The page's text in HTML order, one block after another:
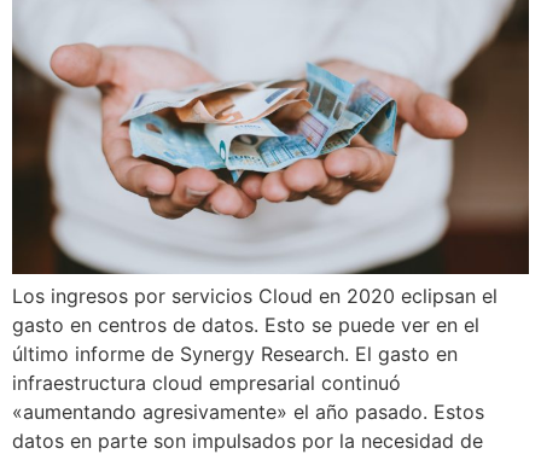
Los ingresos por servicios Cloud en 2020 eclipsan el
gasto en centros de datos. Esto se puede ver en el
último informe de Synergy Research. El gasto en
infraestructura cloud empresarial continuó
«aumentando agresivamente» el año pasado. Estos
datos en parte son impulsados por la necesidad de